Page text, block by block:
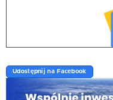
Udostępnij na Facebook